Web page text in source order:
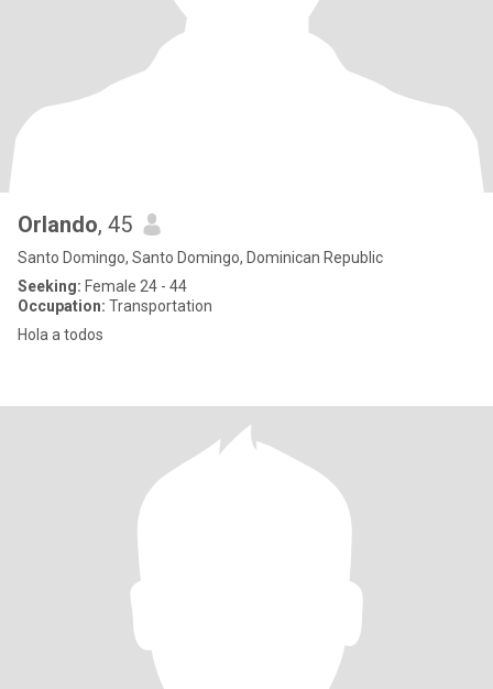
Orlando, 45
Santo Domingo, Santo Domingo, Dominican Republic
Seeking: Female 24 - 44
Occupation: Transportation
Hola a todos